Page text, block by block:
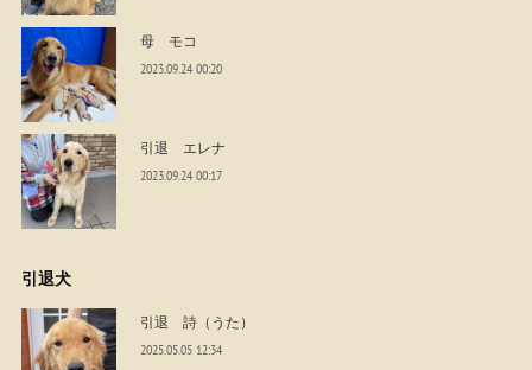
母 モコ
2023.09.24 00:20
引退 エレナ
2023.09.24 00:17
引退犬
引退 詩（うた）
2025.05.05 12:34